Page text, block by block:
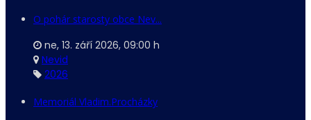
O pohár starosty obce Nev...
ne, 13. září 2026, 09:00 h
Nevid
2026
Memoriál Vladim.Procházky